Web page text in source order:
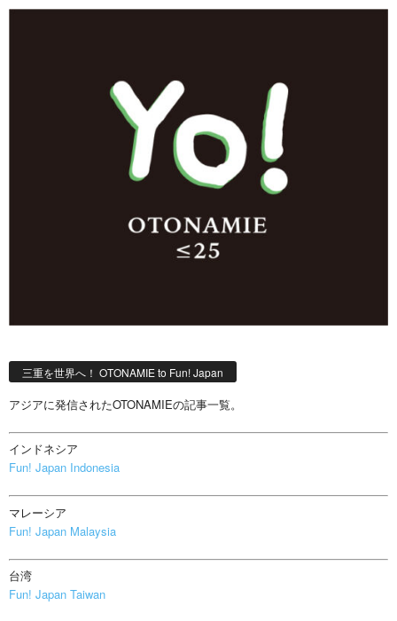
三重を世界へ！ OTONAMIE to Fun! Japan
アジアに発信されたOTONAMIEの記事一覧。
インドネシア
Fun! Japan Indonesia
マレーシア
Fun! Japan Malaysia
台湾
Fun! Japan Taiwan